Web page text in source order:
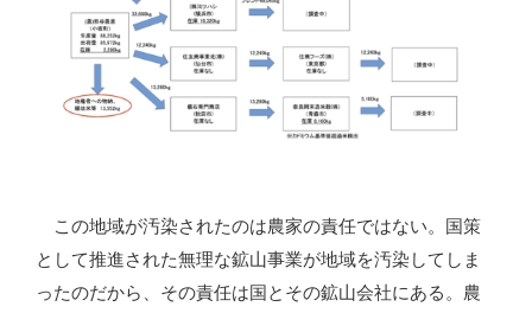
この地域が汚染されたのは農家の責任ではない。国策
として推進された無理な鉱山事業が地域を汚染してしま
ったのだから、その責任は国とその鉱山会社にある。農